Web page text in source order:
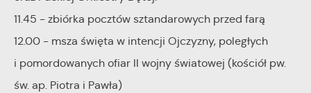
11.45 - zbiórka pocztów sztandarowych przed farą
12.00 - msza święta w intencji Ojczyzny, poległych
i pomordowanych ofiar II wojny światowej (kościół pw.
św. ap. Piotra i Pawła)
zakresie wykorzystywania witryny internetowej, miejsca oraz
częstotliwości, z jaką odwiedzane są nasze serwisy www.
Dane pozwalają nam na ocenę naszych serwisów
internetowych pod względem ich popularności wśród
Reklamowe
Dzięki reklamowym plikom cookies prezentujemy Ci